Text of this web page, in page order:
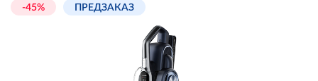
-45% ПРЕДЗАКАЗ